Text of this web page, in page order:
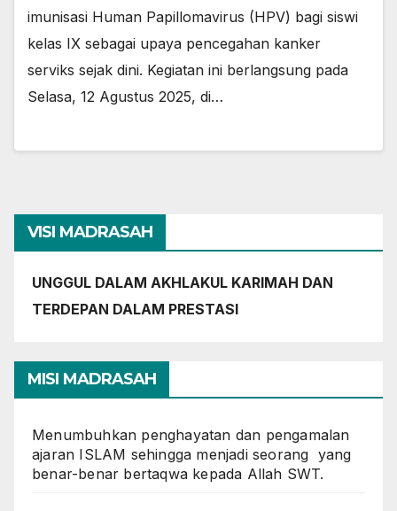
imunisasi Human Papillomavirus (HPV) bagi siswi
kelas IX sebagai upaya pencegahan kanker
serviks sejak dini. Kegiatan ini berlangsung pada
Selasa, 12 Agustus 2025, di…
VISI MADRASAH
UNGGUL DALAM AKHLAKUL KARIMAH DAN
TERDEPAN DALAM PRESTASI
MISI MADRASAH
Menumbuhkan penghayatan dan pengamalan
ajaran ISLAM sehingga menjadi seorang yang
benar-benar bertaqwa kepada Allah SWT.